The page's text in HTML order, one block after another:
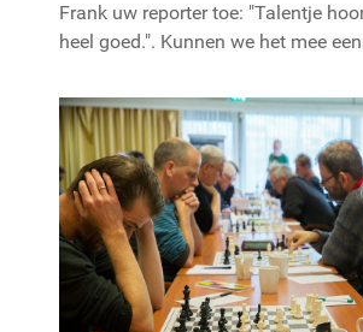
Frank uw reporter toe: "Talentje
heel goed.". Kunnen we het mee